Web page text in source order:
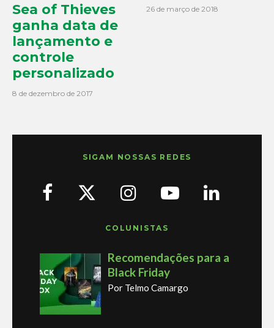
Sea of Thieves
ganha data de
lançamento e
controle
personalizado
8 de dezembro de 2017
26 de março de 2018
SIGAM NOSSAS REDES
COLUNISTAS
Recomendações para a
Black Friday
Por Telmo Camargo